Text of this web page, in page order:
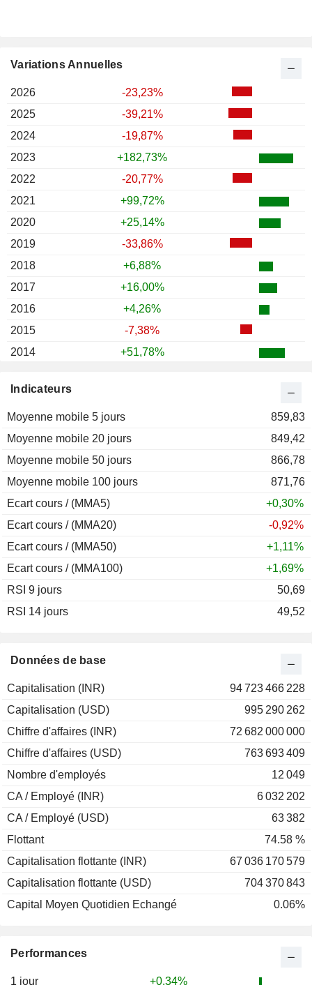
Performances
1 jour
+0,34%
Données de base
Capitalisation (INR)
94 723 466 228
Capitalisation (USD)
995 290 262
Chiffre d'affaires (INR)
72 682 000 000
Chiffre d'affaires (USD)
763 693 409
Nombre d'employés
12 049
CA / Employé (INR)
6 032 202
CA / Employé (USD)
63 382
Flottant
74.58 %
Capitalisation flottante (INR)
67 036 170 579
Capitalisation flottante (USD)
704 370 843
Capital Moyen Quotidien Echangé
0.06%
Indicateurs
Moyenne mobile 5 jours
859,83
Moyenne mobile 20 jours
849,42
Moyenne mobile 50 jours
866,78
Moyenne mobile 100 jours
871,76
Ecart cours / (MMA5)
+0,30%
Ecart cours / (MMA20)
-0,92%
Ecart cours / (MMA50)
+1,11%
Ecart cours / (MMA100)
+1,69%
RSI 9 jours
50,69
RSI 14 jours
49,52
Variations Annuelles
2026
-23,23%
2025
-39,21%
2024
-19,87%
2023
+182,73%
2022
-20,77%
2021
+99,72%
2020
+25,14%
2019
-33,86%
2018
+6,88%
2017
+16,00%
2016
+4,26%
2015
-7,38%
2014
+51,78%
2012
2011
-36,65%
2010
+13,06%
2009
+192,75%
2008
-66,61%
2007
2006
2005
2004
2003
2002
2000
1998